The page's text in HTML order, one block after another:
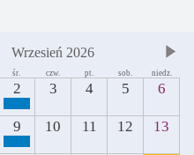
Wrzesień 2026
śr. czw. pt. sob. niedz.
2 3 4 5 6
9 10 11 12 13